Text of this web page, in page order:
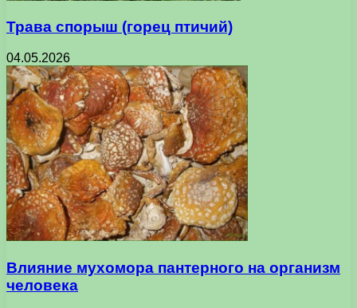
Трава спорыш (горец птичий)
04.05.2026
Влияние мухомора пантерного на организм
человека